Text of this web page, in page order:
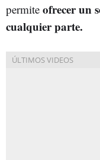
permite ofrecer un
cualquier parte.